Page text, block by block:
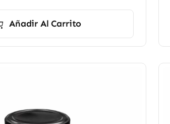
Añadir Al Carrito